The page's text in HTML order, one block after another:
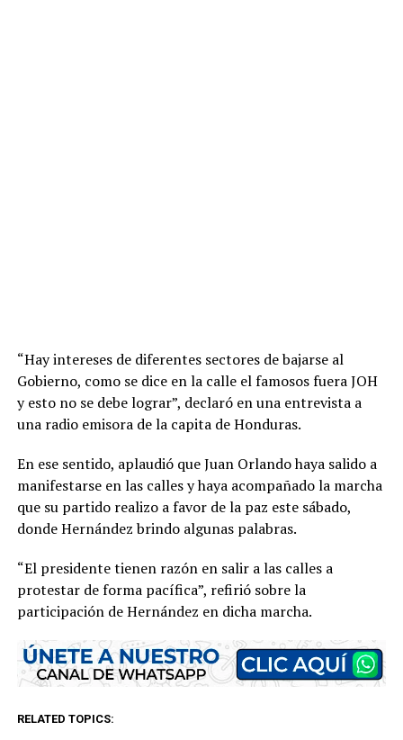
“Hay intereses de diferentes sectores de bajarse al
Gobierno, como se dice en la calle el famosos fuera JOH
y esto no se debe lograr”, declaró en una entrevista a
una radio emisora de la capita de Honduras.
En ese sentido, aplaudió que Juan Orlando haya salido a
manifestarse en las calles y haya acompañado la marcha
que su partido realizo a favor de la paz este sábado,
donde Hernández brindo algunas palabras.
“El presidente tienen razón en salir a las calles a
protestar de forma pacífica”, refirió sobre la
participación de Hernández en dicha marcha.
RELATED TOPICS: